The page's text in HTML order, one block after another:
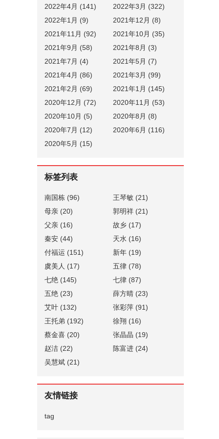
2022年4月 (141)
2022年3月 (322)
2022年1月 (9)
2021年12月 (8)
2021年11月 (92)
2021年10月 (35)
2021年9月 (58)
2021年8月 (3)
2021年7月 (4)
2021年5月 (7)
2021年4月 (86)
2021年3月 (99)
2021年2月 (69)
2021年1月 (145)
2020年12月 (72)
2020年11月 (53)
2020年10月 (5)
2020年8月 (8)
2020年7月 (12)
2020年6月 (116)
2020年5月 (15)
标签列表
南国栋 (96) 王琴敏 (21)
母亲 (20) 郭明祥 (21)
父亲 (16) 故乡 (17)
秦安 (44) 天水 (16)
付福运 (151) 新年 (19)
虞美人 (17) 五律 (78)
七绝 (145) 七律 (87)
五绝 (23) 薛方晴 (23)
艾叶 (132) 张彩萍 (91)
王托弟 (192) 徐翔 (16)
蔡金喜 (20) 张晶晶 (19)
赵洁 (22) 陈富进 (24)
吴慧斌 (21)
友情链接
tag